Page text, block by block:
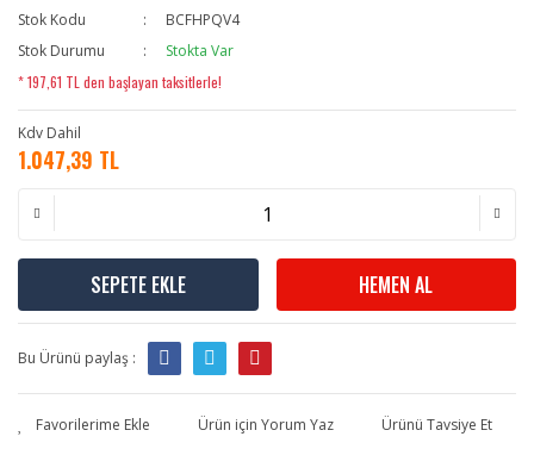
Stok Kodu
BCFHPQV4
Stok Durumu
Stokta Var
* 197,61 TL den başlayan taksitlerle!
Kdv Dahil
1.047,39 TL
SEPETE EKLE HEMEN AL
Bu Ürünü paylaş :
Ürün için Yorum Yaz Ürünü Tavsiye Et